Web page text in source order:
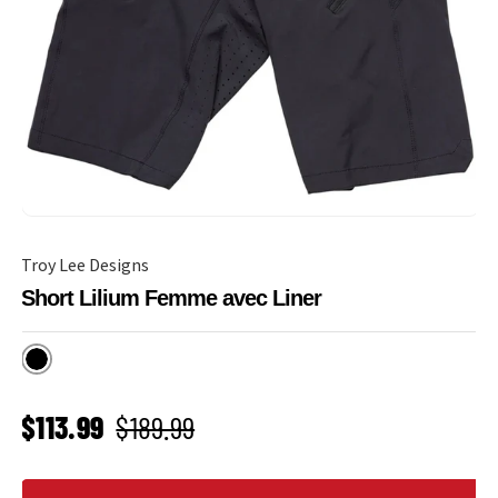
Troy Lee Designs
Short Lilium Femme avec Liner
Noir
PRIX SOLDÉ
$113.99 Prix habituel
$189.99